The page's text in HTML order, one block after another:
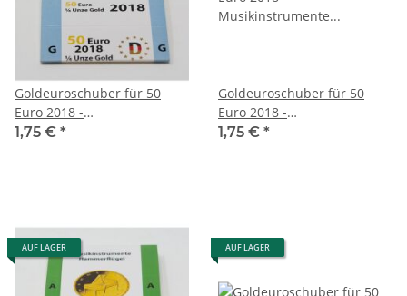
Goldeuroschuber für 50
Euro 2018 -
Musikinstrumente -
1,75 € *
Goldeuroschuber für 50
Euro 2018 -
Musikinstrumente -
1,75 € *
AUF LAGER AUF LAGER